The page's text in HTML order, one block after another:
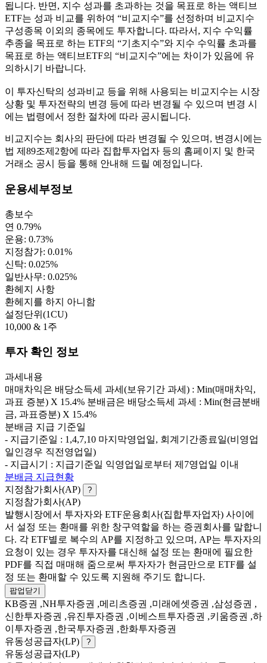
됩니다. 반면, 지수 성과를 초과하는 것을 목표로 하는 액티브
ETF는 성과 비교를 위하여 “비교지수”를 선정하며 비교지수
구성종목 이외의 종목에도 투자합니다. 따라서, 지수 수익률
추종을 목표로 하는 ETF의 “기초지수”와 지수 수익률 초과를
목표로 하는 액티브ETF의 “비교지수”에는 차이가 있음에 유
의하시기 바랍니다.
이 투자신탁의 성과비교 등을 위해 사용되는 비교지수는 시장
상황 및 투자전략의 변경 등에 따라 변경될 수 있으며 변경 시
에는 법령에서 정한 절차에 따라 공시됩니다.
비교지수는 회사의 판단에 따라 변경될 수 있으며, 변경시에는
법 제89조제2항에 따라 집합투자업자 등의 홈페이지 및 한국
거래소 공시 등을 통해 안내해 드릴 예정입니다.
운용세부정보
총보수
연 0.79%
운용: 0.73%
지정참가: 0.01%
신탁: 0.025%
일반사무: 0.025%
환헤지 사항
환헤지를 하지 아니함
설정단위(1CU)
10,000 & 1주
투자 확인 정보
과세내용
매매차익은 배당소득세 과세(보유기간 과세) : Min(매매차익,
과표 증분) X 15.4% 분배금은 배당소득세 과세 : Min(현금분배
금, 과표증분) X 15.4%
분배금 지급 기준일
- 지급기준일 : 1,4,7,10 마지막영업일, 회계기간종료일(비영업
일인경우 직전영업일)
- 지급시기 : 지급기준일 익영업일로부터 제7영업일 이내
분배금 지급현황
지정참가회사(AP)
?
지정참가회사(AP)
발행시장에서 투자자와 ETF운용회사(집합투자업자) 사이에
서 설정 또는 환매를 위한 창구역할을 하는 증권회사를 말합니
다. 각 ETF별로 복수의 AP를 지정하고 있으며, AP는 투자자의
요청이 있는 경우 투자자를 대신해 설정 또는 환매에 필요한
PDF를 직접 매매해 줌으로써 투자자가 현금만으로 ETF를 설
정 또는 환매할 수 있도록 지원해 주기도 합니다.
팝업닫기
KB증권 ,NH투자증권 ,메리츠증권 ,미래에셋증권 ,삼성증권 ,
신한투자증권 ,유진투자증권 ,이베스트투자증권 ,키움증권 ,하
이투자증권 ,한국투자증권 ,한화투자증권
유동성공급자(LP)
?
유동성공급자(LP)